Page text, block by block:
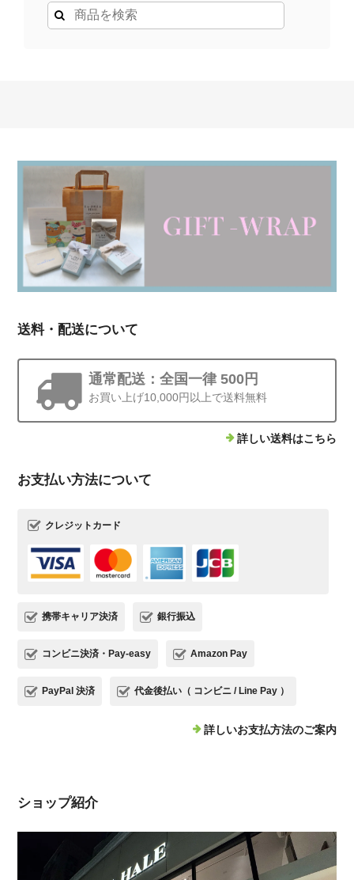
送料・配送について
通常配送：全国一律 500円
お買い上げ10,000円以上で送料無料
詳しい送料はこちら
お支払い方法について
クレジットカード
携帯キャリア決済 銀行振込
コンビニ決済・Pay-easy Amazon Pay
PayPal 決済 代金後払い（ コンビニ / Line Pay ）
詳しいお支払方法のご案内
ショップ紹介